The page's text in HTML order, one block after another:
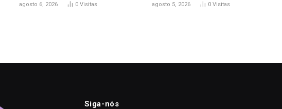
agosto 6, 2026 0 Visitas agosto 5, 2026 0 Visitas
Siga-nós